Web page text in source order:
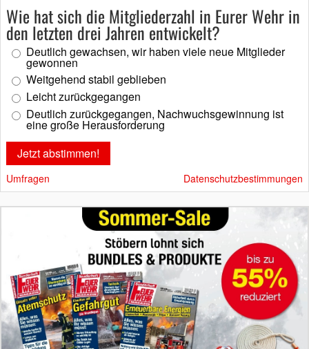
Wie hat sich die Mitgliederzahl in Eurer Wehr in
den letzten drei Jahren entwickelt?
Deutlich gewachsen, wir haben viele neue Mitglieder
gewonnen
Weitgehend stabil geblieben
Leicht zurückgegangen
Deutlich zurückgegangen, Nachwuchsgewinnung ist
eine große Herausforderung
Umfragen Datenschutzbestimmungen